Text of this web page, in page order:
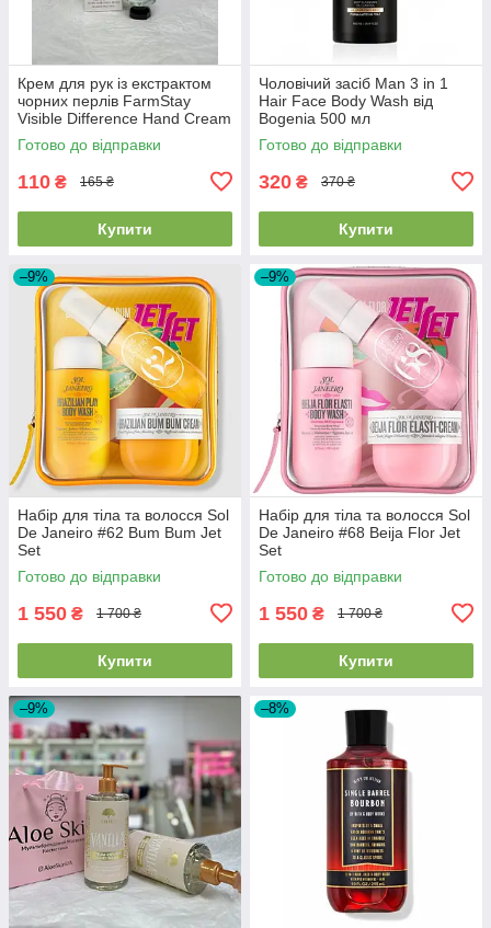
Крем для рук із екстрактом
чорних перлів FarmStay
Visible Difference Hand Cream
Black Pearl 100мл
Готово до відправки
110 ₴ 165 ₴
Купити
Чоловічий засіб Man 3 in 1
Hair Face Body Wash від
Bogenia 500 мл
Готово до відправки
320 ₴ 370 ₴
Купити
–9%
Набір для тіла та волосся Sol
De Janeiro #62 Bum Bum Jet
Set
Готово до відправки
1 550 ₴ 1 700 ₴
Купити
–9%
Набір для тіла та волосся Sol
De Janeiro #68 Beija Flor Jet
Set
Готово до відправки
1 550 ₴ 1 700 ₴
Купити
–9% –8%